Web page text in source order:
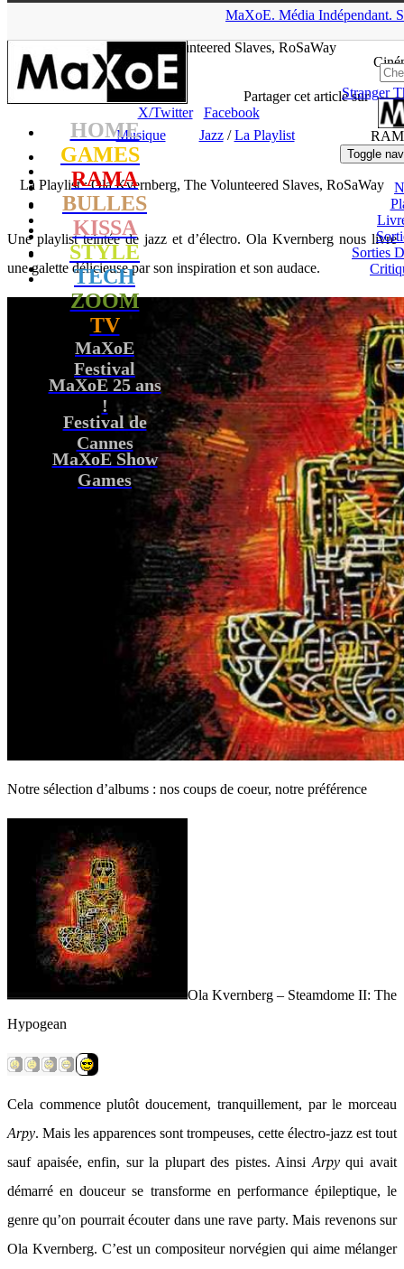
MaXoE. Média Indépendant.
HOME
GAMES
RAMA
BULLES
KISSA
STYLE
TECH
ZOOM
TV
MaXoE
Festival
MaXoE 25 ans
!
Festival de
Cannes
MaXoE Show
Games
Ciné
Stranger
Toggle
Sorties
Kvernberg, The Volunteered Slaves, RoSaWay
Partager cet article sur
X/Twitter
Facebook
Musique
Jazz/La Playlist
La Playlist : Ola Kvernberg, The Volunteered Slaves, RoSaWay
Une playlist teintée de jazz et d’électro. Ola Kvernberg nous livre
une galette délicieuse par son inspiration et son audace.
Notre sélection d’albums : nos coups de coeur, notre préférence
Ola Kvernberg – Steamdome II: The
Hypogean
Cela commence plutôt doucement, tranquillement, par le morceau
Arpy. Mais les apparences sont trompeuses, cette électro-jazz est tout
sauf apaisée, enfin, sur la plupart des pistes. Ainsi Arpyqui avait
démarré en douceur se transforme en performance épileptique, le
genre qu’on pourrait écouter dans une rave party. Mais revenons sur
Ola Kvernberg. C’est un compositeur norvégien qui aime mélanger